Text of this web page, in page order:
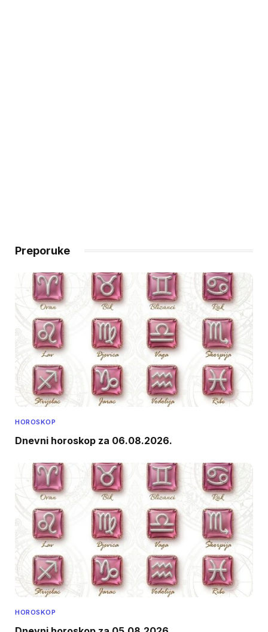
Preporuke
HOROSKOP
Dnevni horoskop za 06.08.2026.
HOROSKOP